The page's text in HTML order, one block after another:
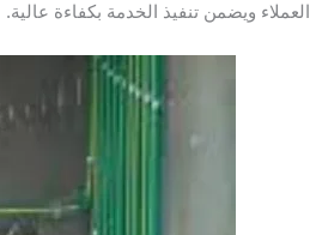
العملاء ويضمن تنفيذ الخدمة بكفاءة عالية.